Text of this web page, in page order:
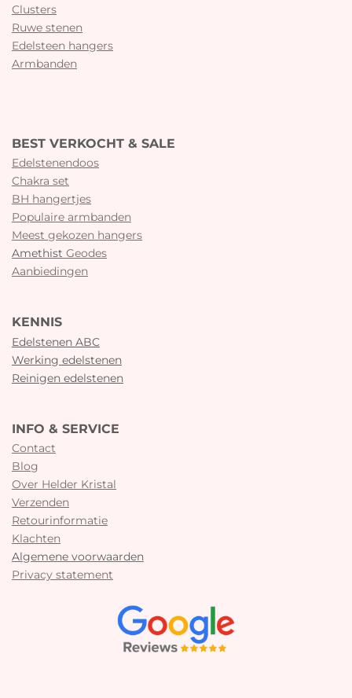
Clusters
Ruwe stenen
Edelsteen hangers
Armbanden
BEST VERKOCHT & SALE
Edelstenendoos
Chakra set
BH hangertjes
Populaire armbanden
Meest gekozen hangers
Amethist Geodes
Aanbiedingen
KENNIS
Edelstenen ABC
Werking edelstenen
Reinigen edelstenen
INFO & SERVICE
Contact
Blog
Over Helder Kristal
Verzenden
Retourinformatie
Klachten
Algemene voorwaarden
Privacy statement